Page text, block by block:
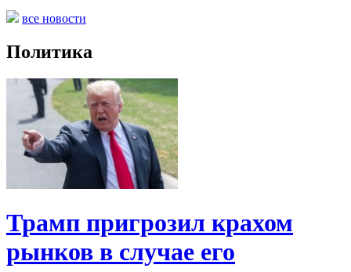
все новости
Политика
Трамп пригрозил крахом
рынков в случае его